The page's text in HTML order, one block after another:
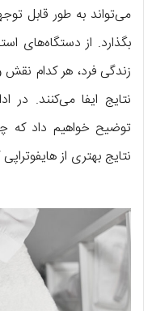
می‌تواند به طور قابل
بگذارد. از
زندگی فرد، هر کدام
نتایج ایفا می‌کنند. در
توضیح خواهیم داد که
نتایج بهتری از